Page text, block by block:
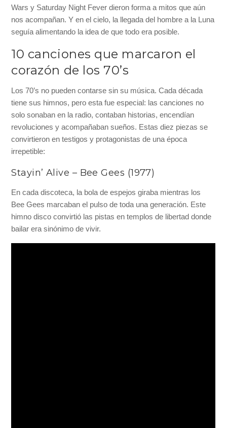
Wars y Saturday Night Fever dieron forma a mitos que aún
nos acompañan. Y en el cielo, la llegada del hombre a la Luna
seguía alimentando la idea de que todo era posible.
10 canciones que marcaron el
corazón de los 70’s
Los 70’s no pueden contarse sin su música. Cada década
tiene sus himnos, pero esta fue especial: las canciones no
solo sonaban en la radio, contaban historias, encendían
revoluciones y acompañaban sueños. Estas diez piezas se
convirtieron en testigos y protagonistas de una época
irrepetible:
Stayin’ Alive – Bee Gees (1977)
En cada discoteca, la bola de espejos giraba mientras los
Bee Gees marcaban el pulso de toda una generación. Este
himno disco convirtió las pistas en templos de libertad donde
bailar era sinónimo de vivir.